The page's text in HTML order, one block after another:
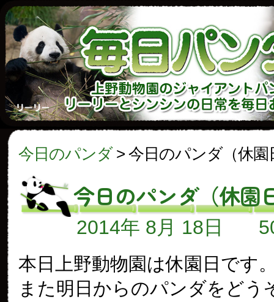
今日のパンダ> 今日のパンダ（休園
今日のパンダ（休園
2014年 8月 18日
本日上野動物園は休園日です
また明日からのパンダをどう